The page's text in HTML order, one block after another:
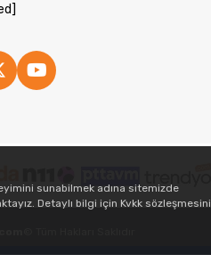
sunabilmek adına sitemizde
Detaylı bilgi için Kvkk sözleşmesini